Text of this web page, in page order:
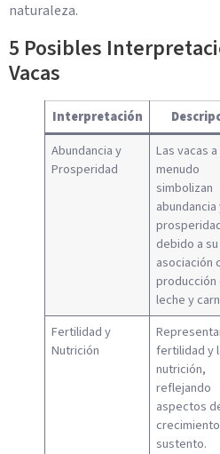
naturaleza.
5 Posibles
Vacas
Interpretación
Abundancia y
Prosperidad
Las vacas a
menudo
simbolizan
abundancia
debido a su
asociación
producción
leche y
Fertilidad y
Nutrición
fertilidad y
nutrición,
reflejando
aspectos
sustento.